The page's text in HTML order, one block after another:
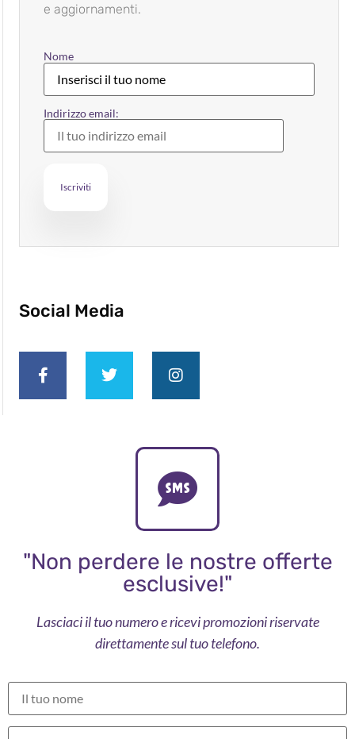
e aggiornamenti.
Nome
Indirizzo email:
Social Media
"Non perdere le nostre offerte
esclusive!"
Lasciaci il tuo numero e ricevi promozioni riservate
direttamente sul tuo telefono.